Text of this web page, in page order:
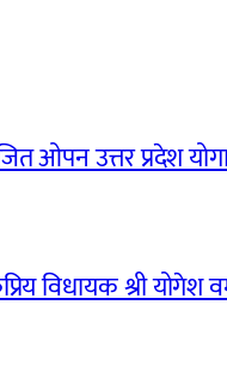
उत्तर प्रदेश
विधायक श्री योगेश